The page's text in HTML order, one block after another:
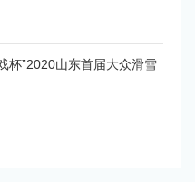
杯”2020山东首届大众滑雪